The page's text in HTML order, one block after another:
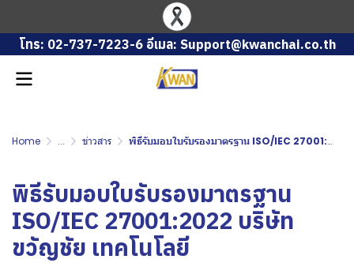
โทร: 02-737-7223-6 อีเมล: Support@kwanchai.co.th
Home ... ข่าวสาร พิธีรับมอบใบรับรองมาตรฐาน ISO/IEC 27001:2022 บริษัท ขวัญชัย เทคโนโลยี
พิธีรับมอบใบรับรองมาตรฐาน
ISO/IEC 27001:2022 บริษัท
ขวัญชัย เทคโนโลยี